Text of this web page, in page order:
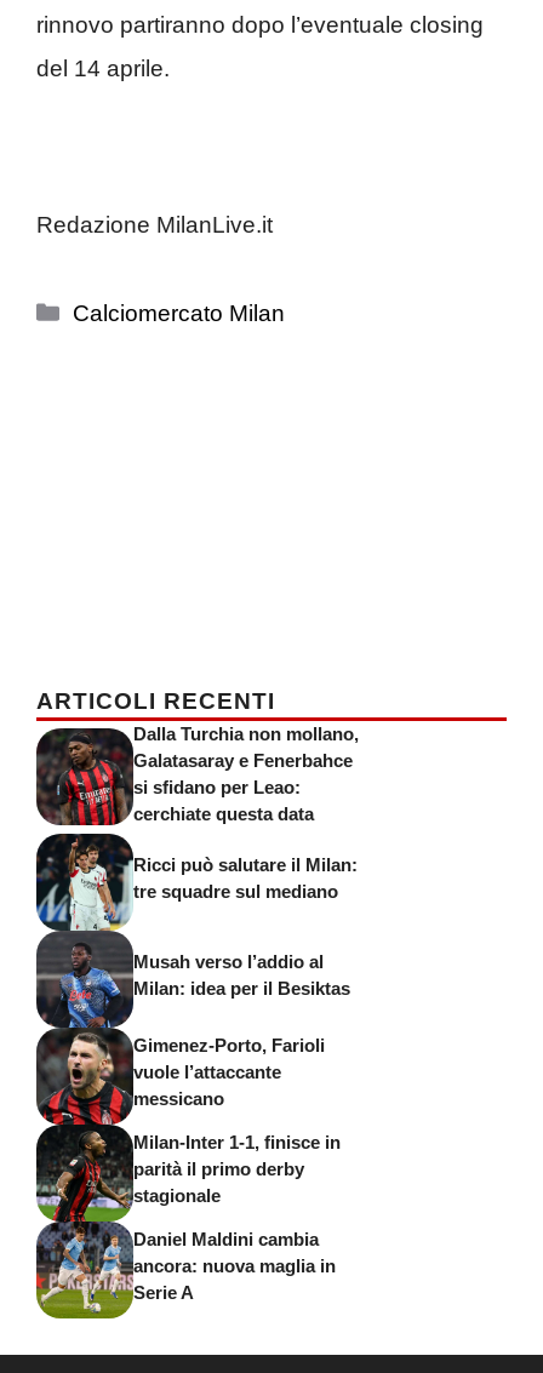
rinnovo partiranno dopo l’eventuale closing
del 14 aprile.
Redazione MilanLive.it
Categorie
Calciomercato Milan
ARTICOLI RECENTI
Dalla Turchia non mollano,
Galatasaray e Fenerbahce
si sfidano per Leao:
cerchiate questa data
Ricci può salutare il Milan:
tre squadre sul mediano
Musah verso l’addio al
Milan: idea per il Besiktas
Gimenez-Porto, Farioli
vuole l’attaccante
messicano
Milan-Inter 1-1, finisce in
parità il primo derby
stagionale
Daniel Maldini cambia
ancora: nuova maglia in
Serie A